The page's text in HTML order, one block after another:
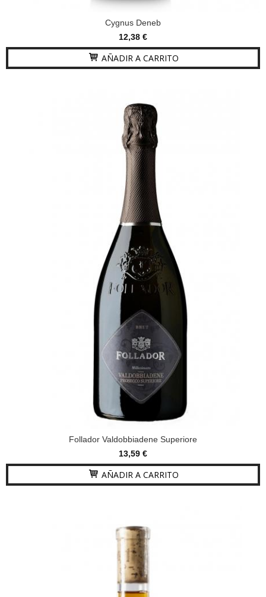
Cygnus Deneb
12,38 €
AÑADIR A CARRITO
Follador Valdobbiadene Superiore
13,59 €
AÑADIR A CARRITO